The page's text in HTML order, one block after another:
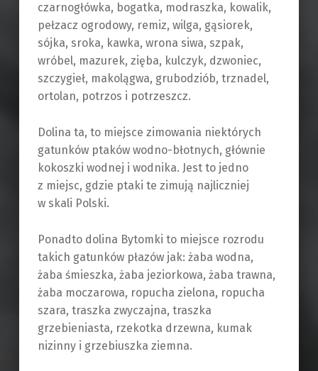
czarnogłówka, bogatka, modraszka, kowalik,
pełzacz ogrodowy, remiz, wilga, gąsiorek,
sójka, sroka, kawka, wrona siwa, szpak,
wróbel, mazurek, zięba, kulczyk, dzwoniec,
szczygieł, makolągwa, grubodziób, trznadel,
ortolan, potrzos i potrzeszcz.
Dolina ta, to miejsce zimowania niektórych
gatunków ptaków wodno-błotnych, głównie
kokoszki wodnej i wodnika. Jest to jedno
z miejsc, gdzie ptaki te zimują najliczniej
w skali Polski.
Ponadto dolina Bytomki to miejsce rozrodu
takich gatunków płazów jak: żaba wodna,
żaba śmieszka, żaba jeziorkowa, żaba trawna,
żaba moczarowa, ropucha zielona, ropucha
szara, traszka zwyczajna, traszka
grzebieniasta, rzekotka drzewna, kumak
nizinny i grzebiuszka ziemna.